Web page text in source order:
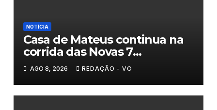
NOTÍCIA
Casa de Mateus continua na
corrida das Novas 7
Maravilhas de Portugal
AGO 8, 2026 REDAÇÃO - VO